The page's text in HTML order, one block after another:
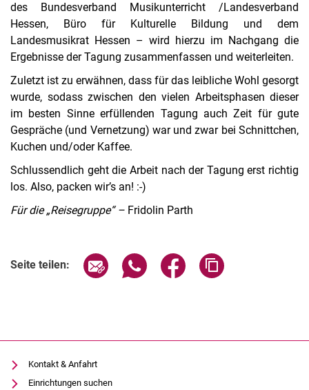
des Bundesverband Musikunterricht /Landesverband
Hessen, Büro für Kulturelle Bildung und dem
Landesmusikrat Hessen – wird hierzu im Nachgang die
Ergebnisse der Tagung zusammenfassen und weiterleiten.
Zuletzt ist zu erwähnen, dass für das leibliche Wohl gesorgt
wurde, sodass zwischen den vielen Arbeitsphasen dieser
im besten Sinne erfüllenden Tagung auch Zeit für gute
Gespräche (und Vernetzung) war und zwar bei Schnittchen,
Kuchen und/oder Kaffee.
Schlussendlich geht die Arbeit nach der Tagung erst richtig
los. Also, packen wir’s an! :-)
Für die „Reisegruppe“ – Fridolin Parth
Seite teilen: Seite über E-Mail teilen
Seite über WhatsApp teilen
Seite über Facebook
Kontakt & Anfahrt
Einrichtungen suchen